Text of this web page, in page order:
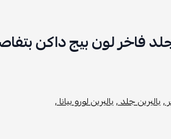
جلد فاخر لون بيج داكن
,باليرين جلد ,باليرين لورو بيانا ,